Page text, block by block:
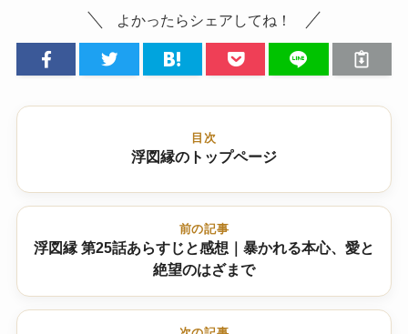
よかったらシェアしてね！
目次
浮図縁のトップページ
前の記事
浮図縁 第25話あらすじと感想｜暴かれる本心、愛と
絶望のはざまで